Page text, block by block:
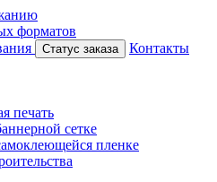
Статус заказа
Контакты
печать
сетке
пленке